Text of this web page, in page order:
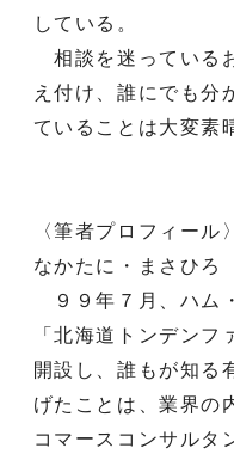
している。
相談を迷っている
え付け、誰にでも分
ていることは大変素
〈筆者プロフィール〉
なかたに・まさひろ
９９年７月、ハム
「北海道トンデン
開設し、誰もが知る
げたことは、業界の
コマースコンサルタ